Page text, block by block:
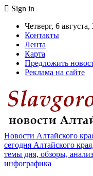
Sign in
Четверг, 6 августа,
Контакты
Лента
Карта
Предложить
Реклама на сайте
Новости Алтайского
сегодня Алтайского
темы дня, обзоры,
инфографика